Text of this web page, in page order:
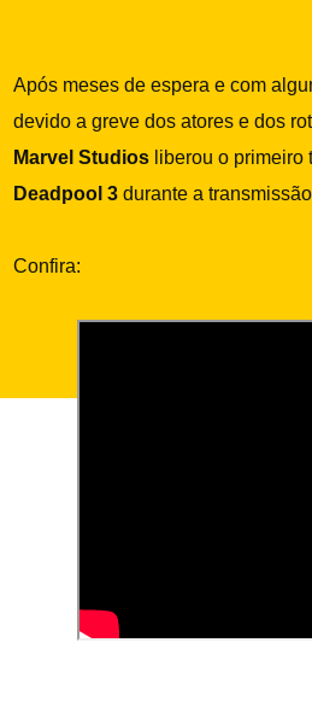
Após meses de espera e com
devido a greve dos atores e dos
Marvel Studios liberou o
Deadpool 3 durante a
Confira: